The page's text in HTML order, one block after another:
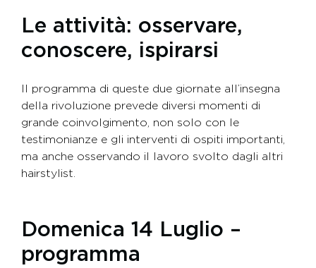
Le attività: osservare,
conoscere, ispirarsi
Il programma di queste due giornate all’insegna
della rivoluzione prevede diversi momenti di
grande coinvolgimento, non solo con le
testimonianze e gli interventi di ospiti importanti,
ma anche osservando il lavoro svolto dagli altri
hairstylist.
Domenica 14 Luglio –
programma